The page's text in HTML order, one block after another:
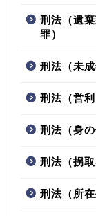
刑法（遺
罪）
刑法（未
刑法（営
刑法（身
刑法（拐
刑法（所